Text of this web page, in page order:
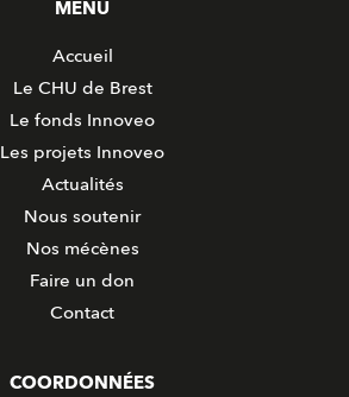
MENU
Accueil
Le CHU de Brest
Le fonds Innoveo
Les projets Innoveo
Actualités
Nous soutenir
Nos mécènes
Faire un don
Contact
COORDONNÉES